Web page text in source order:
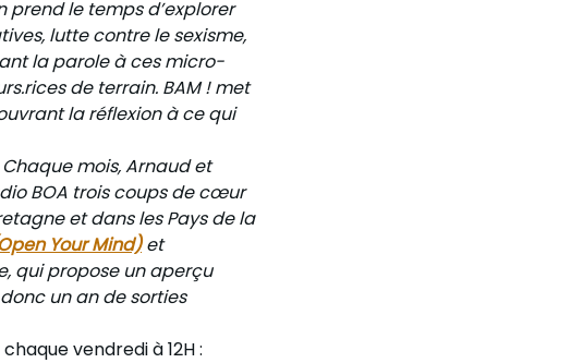
prend le temps d’explorer
lutte contre le sexisme,
la parole à ces micro-
de terrain. BAM ! met
la réflexion à ce qui
Chaque mois, Arnaud et
BOA trois coups de cœur
et dans les Pays de la
Your Mind)et
qui propose un aperçu
un an de sorties
vendredi à 12H :